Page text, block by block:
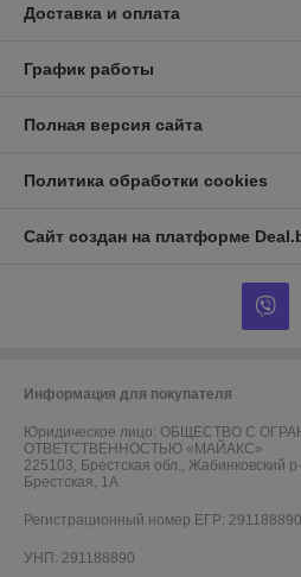
Доставка и оплата
График работы
Полная версия сайта
Политика обработки cookies
Сайт создан на платформе
Информация для покупателя
Юридическое лицо: ОБЩЕСТВО С
ОТВЕТСТВЕННОСТЬЮ «МАЙАКС»
225103, Брестская обл., Жабинковский
Брестская, 1А
Регистрационный номер ЕГР: 291188890
УНП: 291188890